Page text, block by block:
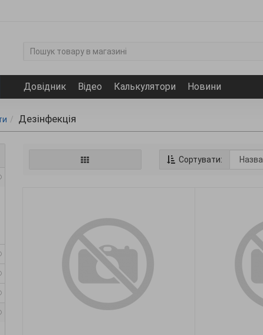
Довідник Відео Калькулятори Новини
Дезінфекція
Сортувати: